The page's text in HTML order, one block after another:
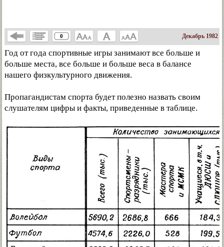
0 Декабрь 1982
Год от года спортивные игры занимают все больше и
больше места, все больше и больше веса в балансе
нашего физкультурного движения.
Пропагандистам спорта будет полезно назвать своим
слушателям цифры и факты, приведенные в таблице.